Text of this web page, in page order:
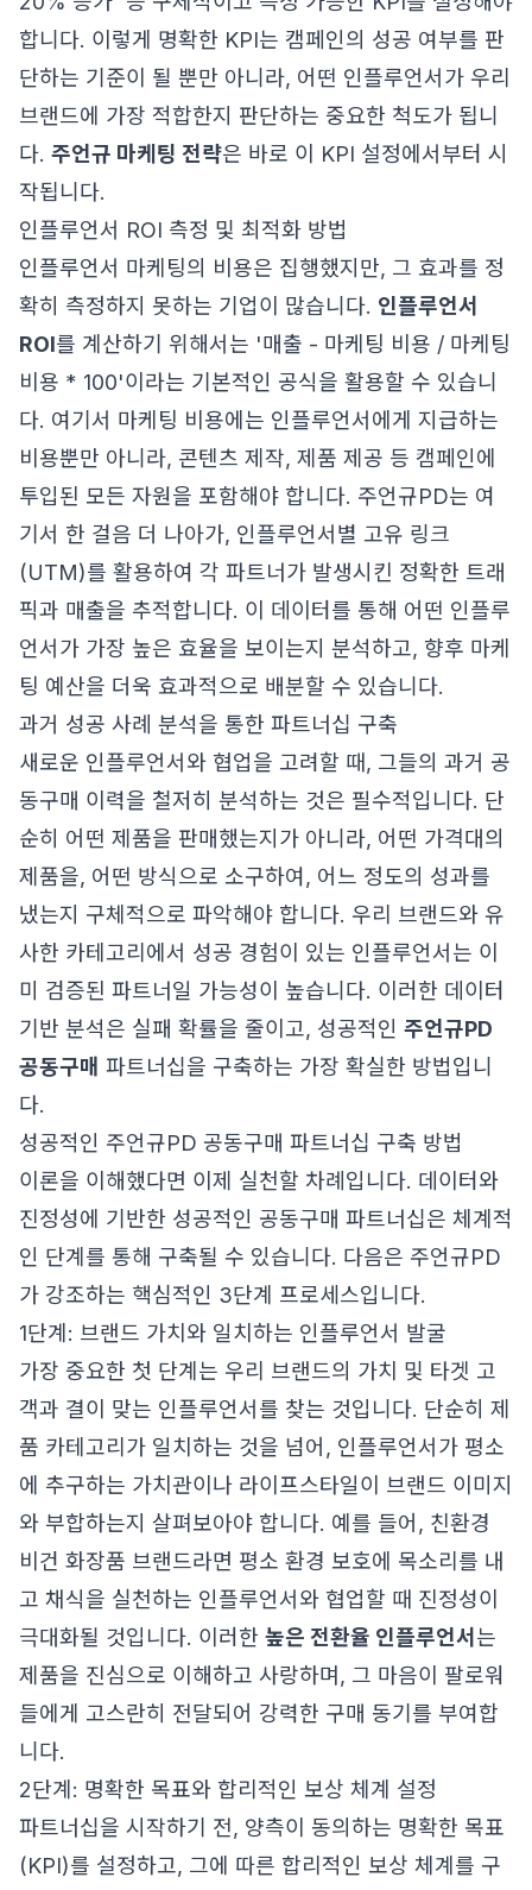
합니다. 이렇게 명확한 KPI는 캠페인의 성공 여부를 판
단하는 기준이 될 뿐만 아니라, 어떤 인플루언서가 우리
브랜드에 가장 적합한지 판단하는 중요한 척도가 됩니
다. 주언규 마케팅 전략은 바로 이 KPI 설정에서부터 시
작됩니다.
인플루언서 ROI 측정 및 최적화 방법
인플루언서 마케팅의 비용은 집행했지만, 그 효과를 정
확히 측정하지 못하는 기업이 많습니다. 인플루언서
ROI를 계산하기 위해서는 '매출 - 마케팅 비용 / 마케팅
비용 * 100'이라는 기본적인 공식을 활용할 수 있습니
다. 여기서 마케팅 비용에는 인플루언서에게 지급하는
비용뿐만 아니라, 콘텐츠 제작, 제품 제공 등 캠페인에
투입된 모든 자원을 포함해야 합니다. 주언규PD는 여
기서 한 걸음 더 나아가, 인플루언서별 고유 링크
(UTM)를 활용하여 각 파트너가 발생시킨 정확한 트래
픽과 매출을 추적합니다. 이 데이터를 통해 어떤 인플루
언서가 가장 높은 효율을 보이는지 분석하고, 향후 마케
팅 예산을 더욱 효과적으로 배분할 수 있습니다.
과거 성공 사례 분석을 통한 파트너십 구축
새로운 인플루언서와 협업을 고려할 때, 그들의 과거 공
동구매 이력을 철저히 분석하는 것은 필수적입니다. 단
순히 어떤 제품을 판매했는지가 아니라, 어떤 가격대의
제품을, 어떤 방식으로 소구하여, 어느 정도의 성과를
냈는지 구체적으로 파악해야 합니다. 우리 브랜드와 유
사한 카테고리에서 성공 경험이 있는 인플루언서는 이
미 검증된 파트너일 가능성이 높습니다. 이러한 데이터
기반 분석은 실패 확률을 줄이고, 성공적인 주언규PD
공동구매 파트너십을 구축하는 가장 확실한 방법입니
다.
성공적인 주언규PD 공동구매 파트너십 구축 방법
이론을 이해했다면 이제 실천할 차례입니다. 데이터와
진정성에 기반한 성공적인 공동구매 파트너십은 체계적
인 단계를 통해 구축될 수 있습니다. 다음은 주언규PD
가 강조하는 핵심적인 3단계 프로세스입니다.
1단계: 브랜드 가치와 일치하는 인플루언서 발굴
가장 중요한 첫 단계는 우리 브랜드의 가치 및 타겟 고
객과 결이 맞는 인플루언서를 찾는 것입니다. 단순히 제
품 카테고리가 일치하는 것을 넘어, 인플루언서가 평소
에 추구하는 가치관이나 라이프스타일이 브랜드 이미지
와 부합하는지 살펴보아야 합니다. 예를 들어, 친환경
비건 화장품 브랜드라면 평소 환경 보호에 목소리를 내
고 채식을 실천하는 인플루언서와 협업할 때 진정성이
극대화될 것입니다. 이러한 높은 전환율 인플루언서 는
제품을 진심으로 이해하고 사랑하며, 그 마음이 팔로워
들에게 고스란히 전달되어 강력한 구매 동기를 부여합
니다.
2단계: 명확한 목표와 합리적인 보상 체계 설정
파트너십을 시작하기 전, 양측이 동의하는 명확한 목표
(KPI)를 설정하고, 그에 따른 합리적인 보상 체계를 구